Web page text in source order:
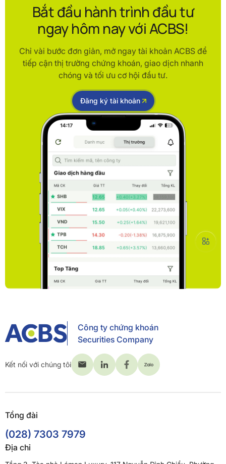
Bắt đầu hành trình đầu tư
ngay hôm nay với ACBS!
Chỉ vài bước đơn giản, mở ngay tài khoản ACBS để
tiếp cận thị trường chứng khoán, giao dịch nhanh
chóng và tối ưu cơ hội đầu tư.
Đăng ký tài khoản
Công ty chứng khoán
Securities Company
Kết nối với chúng tôi
Tổng đài
(028) 7303 7979
Địa chỉ